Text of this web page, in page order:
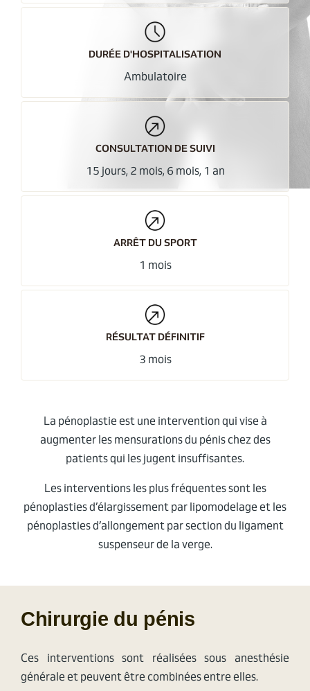
DURÉE D'HOSPITALISATION
Ambulatoire
CONSULTATION DE SUIVI
15 jours, 2 mois, 6 mois, 1 an
ARRÊT DU SPORT
1 mois
RÉSULTAT DÉFINITIF
3 mois
La pénoplastie est une intervention qui vise à
augmenter les mensurations du pénis chez des
patients qui les jugent insuffisantes.
Les interventions les plus fréquentes sont les
pénoplasties d’élargissement par lipomodelage et les
pénoplasties d’allongement par section du ligament
suspenseur de la verge.
Chirurgie du pénis
Ces interventions sont réalisées sous anesthésie
générale et peuvent être combinées entre elles.